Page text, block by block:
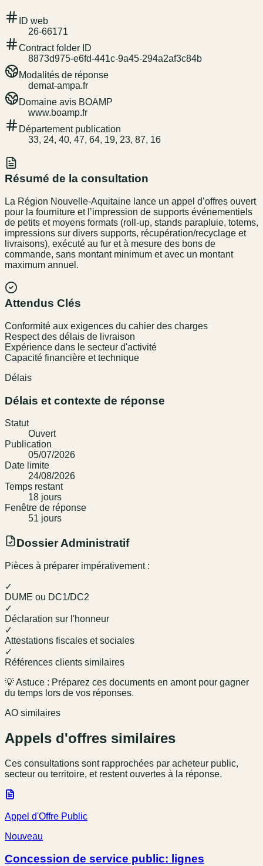
ID web
26-66171
Contract folder ID
8873d975-e6fd-441c-9a45-294a2af3c84b
Modalités de réponse
demat-ampa.fr
Domaine avis BOAMP
www.boamp.fr
Département publication
33, 24, 40, 47, 64, 19, 23, 87, 16
Résumé de la consultation
La Région Nouvelle-Aquitaine lance un appel d’offres ouvert
pour la fourniture et l’impression de supports événementiels
de petits et moyens formats (roll-up, stands parapluie, totems,
impressions sur divers supports, récupération/recyclage et
livraisons), exécuté au fur et à mesure des bons de
commande, sans montant minimum et avec un montant
maximum annuel.
Attendus Clés
Conformité aux exigences du cahier des charges
Respect des délais de livraison
Expérience dans le secteur d'activité
Capacité financière et technique
Délais
Délais et contexte de réponse
Statut
Ouvert
Publication
05/07/2026
Date limite
24/08/2026
Temps restant
18 jours
Fenêtre de réponse
51 jours
Dossier Administratif
Pièces à préparer impérativement :
✓
DUME ou DC1/DC2
✓
Déclaration sur l'honneur
✓
Attestations fiscales et sociales
✓
Références clients similaires
💡 Astuce : Préparez ces documents en amont pour gagner
du temps lors de vos réponses.
AO similaires
Appels d'offres similaires
Ces consultations sont rapprochées par acheteur public,
secteur ou territoire, et restent ouvertes à la réponse.
Appel d'Offre Public
Nouveau
Concession de service public: lignes